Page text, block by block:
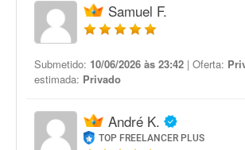
Samuel F.
Submetido: 10/06/2026 às 23:42 | Oferta:
estimada: Privado
André K.
TOP FREELANCER PLUS